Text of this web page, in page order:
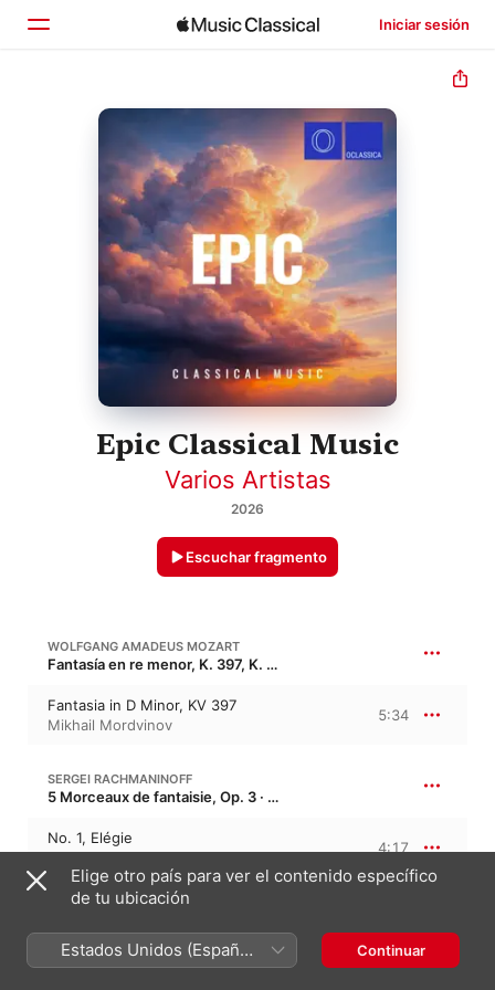
Iniciar sesión
Inicio
Explorar
Buscar
Epic Classical Music
Varios Artistas
2026
Escuchar fragmento
WOLFGANG AMADEUS MOZART
Fantasía en re menor, K. 397, K. 385g, KV 397, KV 385g
Fantasia in D Minor, KV 397
Mikhail Mordvinov
5:34
SERGEI RACHMANINOFF
5 Morceaux de fantaisie, Op. 3 · “5 Piezas de fantasía”
No. 1, Elégie
Vladislav Mikhalchuk
4:17
12 Estudios, Op. 10
No. 12 in C Minor
Elige otro país para ver el contenido específico
de tu ubicación
Estados Unidos (Español
México)
Continuar